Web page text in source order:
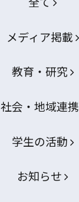
メディア掲載
教育・研究
社会・地域連携
学生の活動
お知らせ